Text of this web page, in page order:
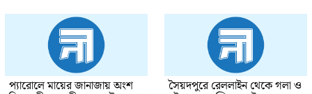
প্যারোলে মায়ের জানাজায় অংশ সৈয়দপুরে রেললাইন থেকে গলা ও